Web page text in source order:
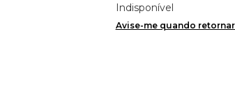
Indisponível
Avise-me quando